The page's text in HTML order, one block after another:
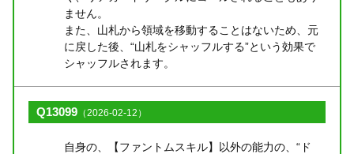
ません。
また、山札から領域を移動することはないため、元
に戻した後、“山札をシャッフルする”という効果で
シャッフルされます。
Q13099 （2026-02-12）
自身の、【ファントムスキル】以外の能力の、“ド